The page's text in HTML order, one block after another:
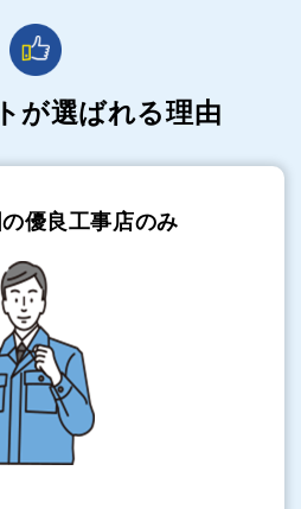
が選ばれる理由
優良工事店のみ